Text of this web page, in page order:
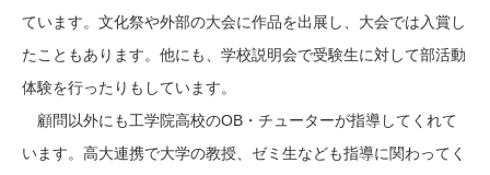
ています。文化祭や外部の大会に作品を出展し、大会では入賞し
たこともあります。他にも、学校説明会で受験生に対して部活動
体験を行ったりもしています。
顧問以外にも工学院高校のOB・チューターが指導してくれて
います。高大連携で大学の教授、ゼミ生なども指導に関わってく